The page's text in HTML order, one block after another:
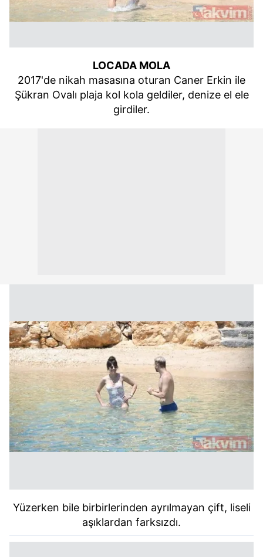
LOCADA MOLA
2017'de nikah masasına oturan Caner Erkin ile
Şükran Ovalı plaja kol kola geldiler, denize el ele
girdiler.
Yüzerken bile birbirlerinden ayrılmayan çift, liseli
aşıklardan farksızdı.